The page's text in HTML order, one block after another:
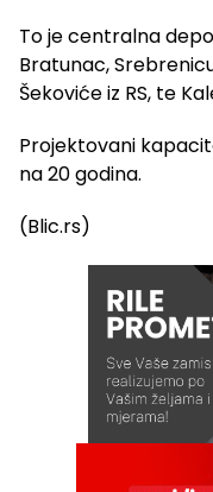
To je centralna
Bratunac,
Šekoviće iz RS, te
Projektovani
na 20 godina.
(Blic.rs)